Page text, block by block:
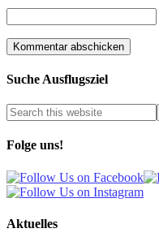
Suche Ausflugsziel
Folge uns!
Aktuelles